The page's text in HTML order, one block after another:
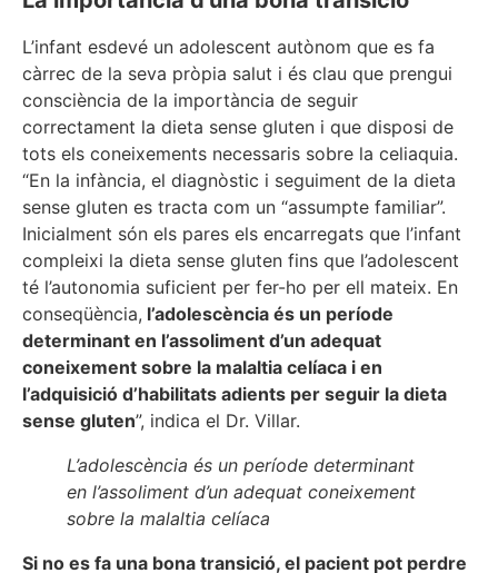
L’infant esdevé un adolescent autònom que es fa
càrrec de la seva pròpia salut i és clau que prengui
consciència de la importància de seguir
correctament la dieta sense gluten i que disposi de
tots els coneixements necessaris sobre la celiaquia.
“En la infància, el diagnòstic i seguiment de la dieta
sense gluten es tracta com un “assumpte familiar”.
Inicialment són els pares els encarregats que l’infant
compleixi la dieta sense gluten fins que l’adolescent
té l’autonomia suficient per fer-ho per ell mateix. En
conseqüència, l’adolescència és un període
determinant en l’assoliment d’un adequat
coneixement sobre la malaltia celíaca i en
l’adquisició d’habilitats adients per seguir la dieta
sense gluten”, indica el Dr. Villar.
L’adolescència és un període determinant
en l’assoliment d’un adequat coneixement
sobre la malaltia celíaca
Si no es fa una bona transició, el pacient pot perdre